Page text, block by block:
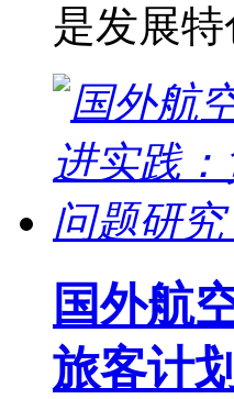
是发展
国外航
旅客计